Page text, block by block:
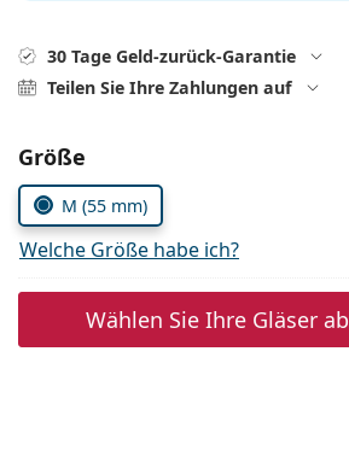
Prada
30 Tage Geld-zurück-Garantie
Teilen Sie Ihre Zahlungen auf
Parameter wählen
Größe
M (55 mm)
Welche Größe habe ich?
Wählen Sie Ihre Gläser ab